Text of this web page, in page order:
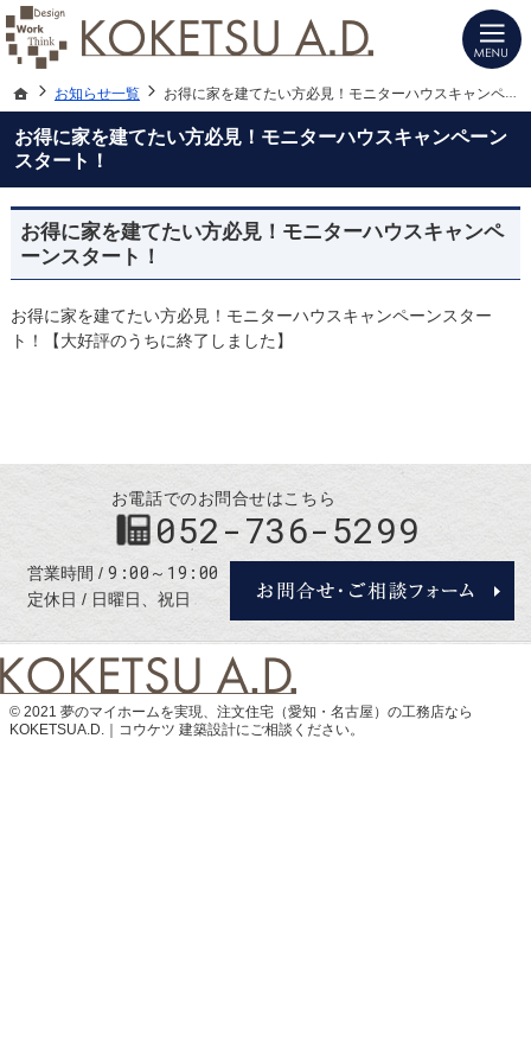
お得に家を建てたい方必見！モニターハウスキャンペーン
スタート！
建築士と建てる高性能デザイン注文住宅（愛知・名古屋）の新築は当社へお任せく
注文住宅（愛知・名古屋）の設計施工ならKOKETSU A.D.にお任せ
お得に家を建てたい方必見！モニターハウスキャンペ
ーンスタート！
お得に家を建てたい方必見！モニターハウスキャンペーンスター
ト！【大好評のうちに終了しました】
ホーム
お知らせ一覧 お得に家を建てたい方必見！モニターハウスキャンペーンスタート！
お電話でのお問合せはこちら
052-736-5299
営業時間 9:00～19:00
定休日 日曜日、祝日
© 2021 夢のマイホームを実現、 注文住宅（愛知・名古屋）の工務店なら
KOKETSUA.D.｜コウケツ 建築設計にご相談ください。